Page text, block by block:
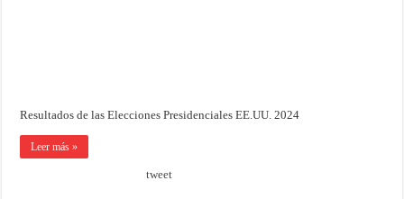
Resultados de las Elecciones Presidenciales EE.UU. 2024
Leer más »
tweet